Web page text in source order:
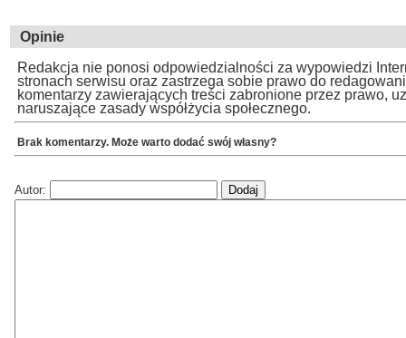
Opinie
Redakcja nie ponosi odpowiedzialności za wypowiedzi
stronach serwisu oraz zastrzega sobie prawo do
komentarzy zawierających treści zabronione przez prawo,
naruszające zasady współżycia społecznego.
Brak komentarzy. Może warto dodać swój własny?
Autor: